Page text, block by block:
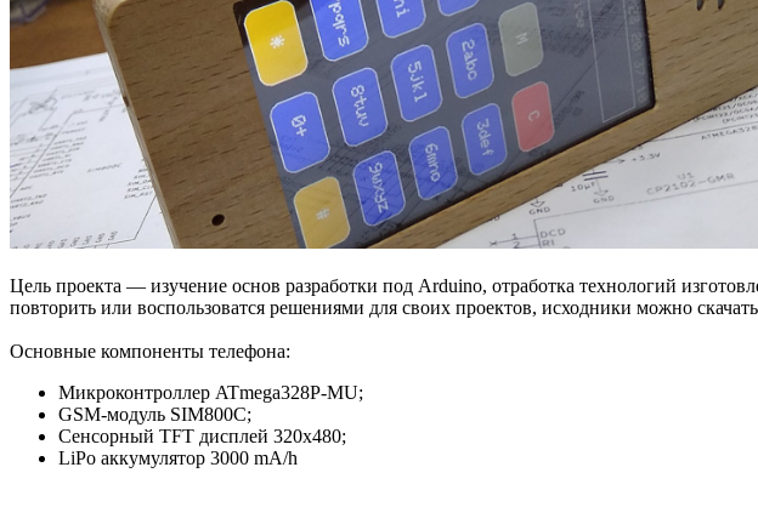
Цель проекта — изучение основ разработки под Arduino, отработка технологий
повторить или воспользоватся решениями для своих проектов, исходники можно скачать
Основные компоненты телефона:
Микроконтроллер ATmega328P-MU;
GSM-модуль SIM800C;
Сенсорный TFT дисплей 320x480;
LiPo аккумулятор 3000 mA/h